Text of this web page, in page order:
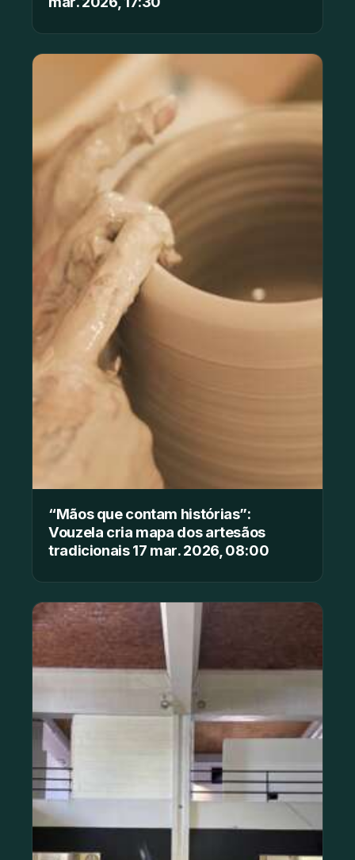
“Mãos que contam histórias”:
Vouzela cria mapa dos artesãos
tradicionais 17 mar. 2026, 08:00